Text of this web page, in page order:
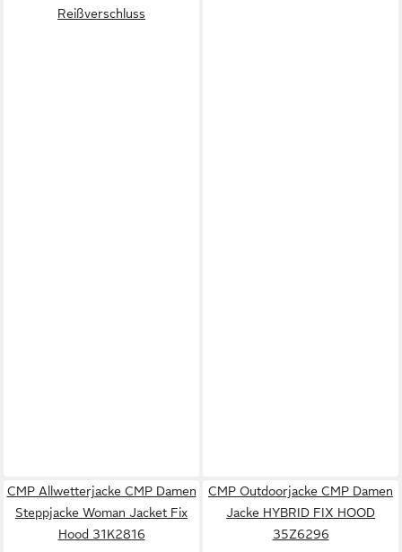
Reißverschluss
CMP Allwetterjacke CMP Damen
Steppjacke Woman Jacket Fix
Hood 31K2816
CMP Outdoorjacke CMP Damen
Jacke HYBRID FIX HOOD
35Z6296